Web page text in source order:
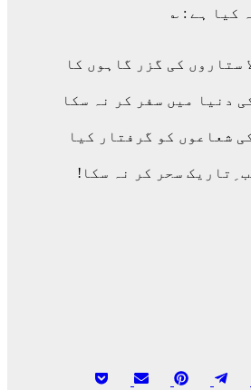
کیا ہے : ؎
ستاروں کی گزر گاہوں کا
دنیا میں سفر کر نہ سکا
شعاعوں کو گرفتار کیا
ِتاریک سحر کر نہ سکا!
Share
Share
Share
Share